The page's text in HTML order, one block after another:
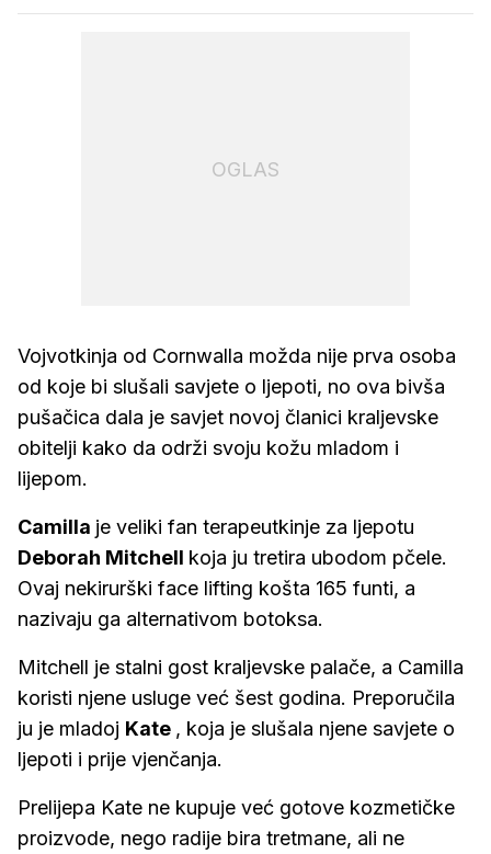
OGLAS
Vojvotkinja od Cornwalla možda nije prva osoba
od koje bi slušali savjete o ljepoti, no ova bivša
pušačica dala je savjet novoj članici kraljevske
obitelji kako da održi svoju kožu mladom i
lijepom.
Camilla je veliki fan terapeutkinje za ljepotu
Deborah Mitchell koja ju tretira ubodom pčele.
Ovaj nekirurški face lifting košta 165 funti, a
nazivaju ga alternativom botoksa.
Mitchell je stalni gost kraljevske palače, a Camilla
koristi njene usluge već šest godina. Preporučila
ju je mladoj Kate , koja je slušala njene savjete o
ljepoti i prije vjenčanja.
Prelijepa Kate ne kupuje već gotove kozmetičke
proizvode, nego radije bira tretmane, ali ne